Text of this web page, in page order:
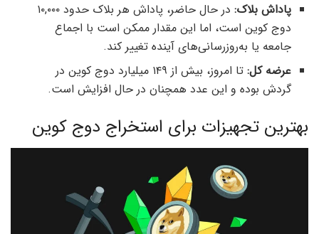
پاداش بلاک:
در حال حاضر، پاداش هر بلاک حدود ۱۰,۰۰۰
دوج کوین است، اما این مقدار ممکن است با اجماع
جامعه یا به‌روزرسانی‌های آینده تغییر کند.
عرضه کل:
تا امروز، بیش از ۱۴۹ میلیارد دوج کوین در
گردش بوده و این عدد همچنان در حال افزایش است.
بهترین تجهیزات برای استخراج دوج کوین